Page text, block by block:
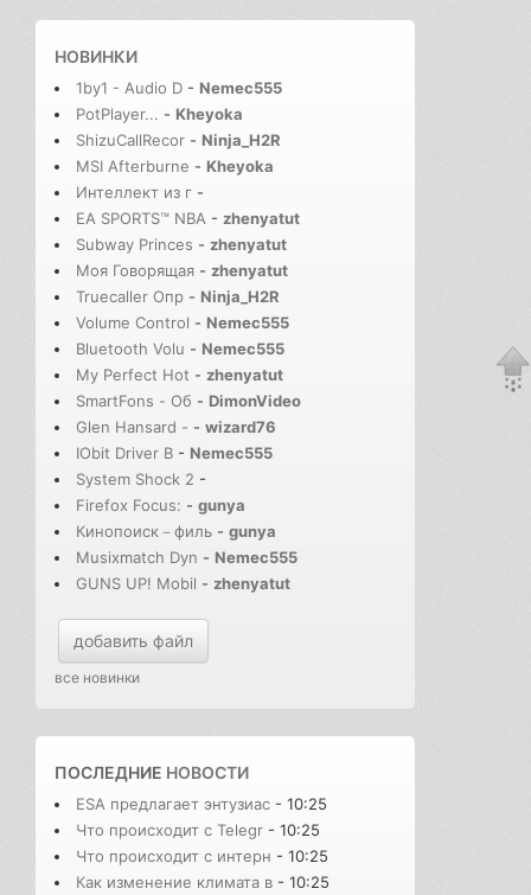
НОВИНКИ
1by1 - Audio D - Nemec555
PotPlayer... - Kheyoka
ShizuCallRecor - Ninja_H2R
MSI Afterburne - Kheyoka
Интеллект из г -
EA SPORTS™ NBA - zhenyatut
Subway Princes - zhenyatut
Моя Говорящая - zhenyatut
Truecaller Опр - Ninja_H2R
Volume Control - Nemec555
Bluetooth Volu - Nemec555
My Perfect Hot - zhenyatut
SmartFons - Об - DimonVideo
Glen Hansard - - wizard76
IObit Driver B - Nemec555
System Shock 2 -
Firefox Focus: - gunya
Кинопоиск－филь - gunya
Musixmatch Dyn - Nemec555
GUNS UP! Mobil - zhenyatut
добавить файл
все новинки
ПОСЛЕДНИЕ НОВОСТИ
ESA предлагает энтузиас - 10:25
Что происходит с Telegr - 10:25
Что происходит с интерн - 10:25
Как изменение климата в - 10:25